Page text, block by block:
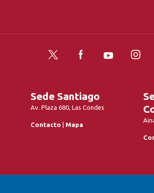
Twitter FacebookYouTube
Sede Santiago
Av. Plaza 680, Las Condes
Contacto | Mapa